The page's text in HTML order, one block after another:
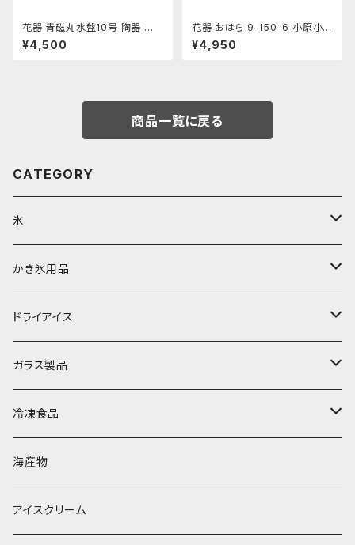
花器 青磁丸水盤10号 陶器 水
盤 花瓶 フラワーベース
¥4,500
花器 おはら 9-150-6 小原小
判 ナマコ 花瓶 フラワーベース
水盤
¥4,950
商品一覧に戻る
CATEGORY
氷
富士天然水の氷
丸氷
直径70mm
直径65mm
角氷
砕氷
氷河の氷
氷アイテム
かき氷用品
かき氷シロップ
無果汁1.8Lパック
無果汁1Lパック
かき氷機・かき氷器
かき氷カップ
発泡スチロール無地-使い捨て
発泡スチロールプリント柄
かき氷スプーン・スプーンストロー
プラスチック・スプーン
コンデンスミルク・練乳・あんこ
ドライアイス
ドライアイス3ｋｇ
ドライアイス4ｋｇ
ドライアイス5ｋｇ
ドライアイス8ｋｇ
ガラス製品
オンザロック・グラス
ビール・グラス
タンブラー
冷凍食品
肉まん・あんまん
パスタ・スパゲッティ
海産物
アイスクリーム